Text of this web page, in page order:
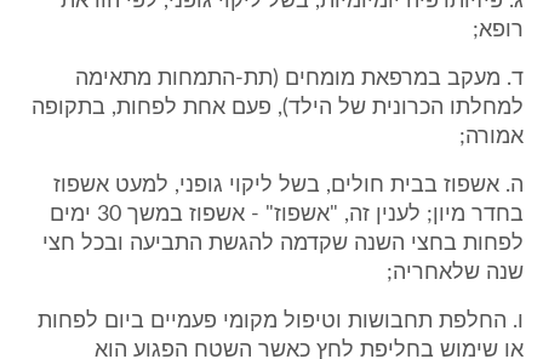
רופא;
ד. מעקב במרפאת מומחים (תת-התמחות מתאימה
למחלתו הכרונית של הילד), פעם אחת לפחות, בתקופה
אמורה;
ה. אשפוז בבית חולים, בשל ליקוי גופני, למעט אשפוז
בחדר מיון; לענין זה, "אשפוז" - אשפוז במשך 30 ימים
לפחות בחצי השנה שקדמה להגשת התביעה ובכל חצי
שנה שלאחריה;
ו. החלפת תחבושות וטיפול מקומי פעמיים ביום לפחות
או שימוש בחליפת לחץ כאשר השטח הפגוע הוא